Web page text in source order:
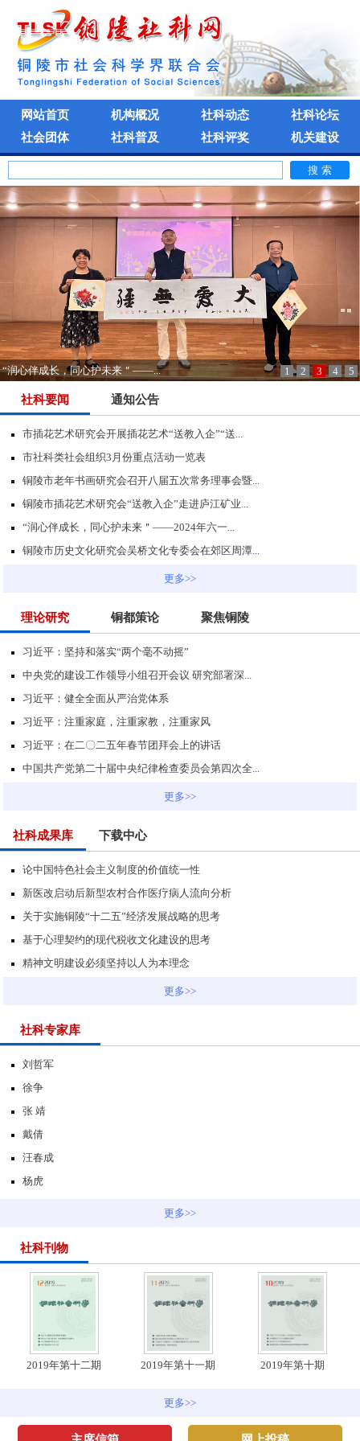
网站首页 机构概况 社科动态
社科论坛
社会团体
社科普及 社科评奖 机关建设
“润心伴成长，同心护未来＂——... 1 2 3 4 5
社科要闻 通知公告
市插花艺术研究会开展插花艺术“送教入企”“送...
市社科类社会组织3月份重点活动一览表
铜陵市老年书画研究会召开八届五次常务理事会暨...
铜陵市插花艺术研究会“送教入企”走进庐江矿业...
“润心伴成长，同心护未来＂——2024年六一...
铜陵市历史文化研究会吴桥文化专委会在郊区周潭...
更多>>
理论研究 铜都策论 聚焦铜陵
习近平：坚持和落实“两个毫不动摇”
中央党的建设工作领导小组召开会议 研究部署深...
习近平：健全全面从严治党体系
习近平：注重家庭，注重家教，注重家风
习近平：在二〇二五年春节团拜会上的讲话
中国共产党第二十届中央纪律检查委员会第四次全...
更多>>
社科成果库 下载中心
论中国特色社会主义制度的价值统一性
新医改启动后新型农村合作医疗病人流向分析
关于实施铜陵“十二五”经济发展战略的思考
基于心理契约的现代税收文化建设的思考
精神文明建设必须坚持以人为本理念
更多>>
社科专家库
刘哲军
徐争
张 靖
戴倩
汪春成
杨虎
更多>>
社科刊物
2019年第十二期 2019年第十一期 2019年第十期
更多>>